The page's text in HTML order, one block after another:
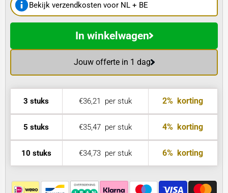
Bekijk verzendkosten voor NL + BE
Jouw offerte in 1 dag
In winkelwagen
3 stuks €36,21 per stuk 2% korting
5 stuks €35,47per stuk 4% korting
10 stuks €34,73per stuk 6% korting